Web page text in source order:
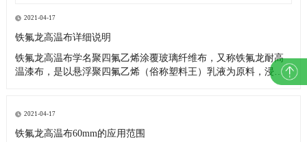
2021-04-17
铁氟龙高温布详细说明
铁氟龙高温布学名聚四氟乙烯涂覆玻璃纤维布，又称铁氟龙耐高
温漆布，是以悬浮聚四氟乙烯（俗称塑料王）乳液为原料，浸渍
高性能玻璃纤维布而成。是一种高性能，多用途的复合材料新产
环保、印染、服装、化工、玻璃、医药、电子、绝缘、建筑（棚
顶膜结构基布
2021-04-17
铁氟龙高温布60mm的应用范围